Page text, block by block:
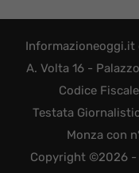
Informazioneoggi.it
A. Volta 16 -
Codice
Testata
Monza con
Copyright ©2026